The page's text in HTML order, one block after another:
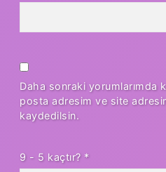
Daha sonraki yorumlarımda
posta adresim ve site
kaydedilsin.
9 - 5 kaçtır? *